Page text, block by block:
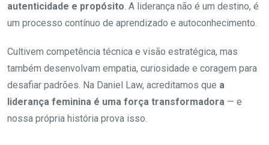
autenticidade e propósito. A liderança não é um destino, é
um processo contínuo de aprendizado e autoconhecimento.
Cultivem competência técnica e visão estratégica, mas
também desenvolvam empatia, curiosidade e coragem para
desafiar padrões. Na Daniel Law, acreditamos que a
liderança feminina é uma força transformadora — e
nossa própria história prova isso.